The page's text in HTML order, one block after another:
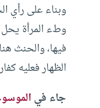
وبناء على رأي
وطء المرأة يحل
فيها، والحنث
الظهار فعليه
جاء في